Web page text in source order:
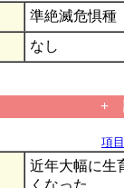
準絶滅危惧種
なし
+
項
近年大幅に生
くなった。